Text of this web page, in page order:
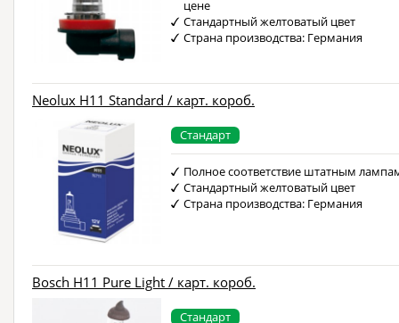
цене
Стандартный желтоватый цвет
Страна производства: Германия
Neolux H11 Standard / карт. короб.
Стандарт
Полное соответствие штатным
Стандартный желтоватый цвет
Страна производства: Германия
Bosch H11 Pure Light / карт. короб.
Стандарт